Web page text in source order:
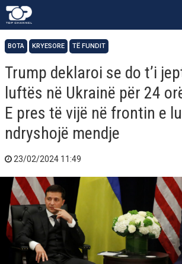
BOTA KRYESORE TË FUNDIT
Trump deklaroi se do t’i
luftës në Ukrainë për 24
E pres të vijë në frontin e
ndryshojë mendje
23/02/2024 11:49